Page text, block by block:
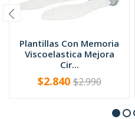
Plantillas Con Memoria
Viscoelastica Mejora
Cir...
+
$2.840$2.990